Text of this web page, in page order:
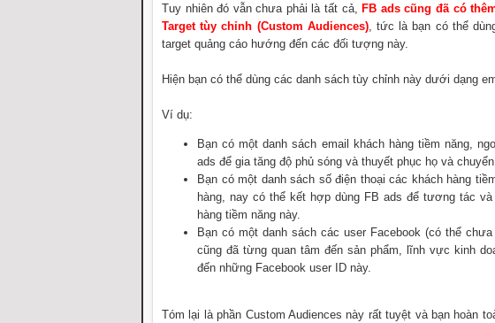
Tuy nhiên đó vẫn chưa phải là tất cả, FB ads cũng đã có
Target tùy chỉnh (Custom Audiences), tức là bạn có thể
target quảng cáo hướng đến các đối tượng này.
Hiện bạn có thể dùng các danh sách tùy chỉnh này dưới dạng
Ví dụ:
Bạn có một danh sách email khách hàng tiềm năng,
ads để gia tăng độ phủ sóng và thuyết phục họ và
Bạn có một danh sách số điện thoại các khách hàng
hàng, nay có thể kết hợp dùng FB ads để tương tác
hàng tiềm năng này.
Bạn có một danh sách các user Facebook (có thể
cũng đã từng quan tâm đến sản phẩm, lĩnh vực kinh
đến những Facebook user ID này.
Tóm lại là phần Custom Audiences này rất tuyệt và bạn hoàn